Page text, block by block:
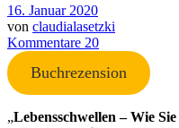
16. Januar 2020
von claudialasetzki
Kommentare 20
Buchrezension
„Lebensschwellen – Wie